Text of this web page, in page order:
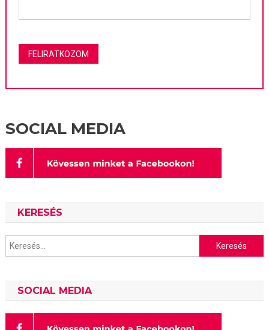
SOCIAL MEDIA
KERESÉS
Keresés:
SOCIAL MEDIA